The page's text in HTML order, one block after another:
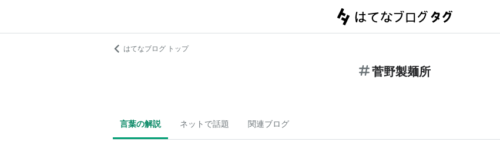
はてなブログ トップ
菅野製麺所
言葉の解説 ネットで話題 関連ブログ